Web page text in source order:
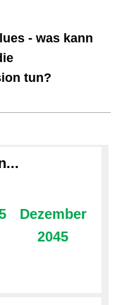
- was kann
tun?
Dezember
2045